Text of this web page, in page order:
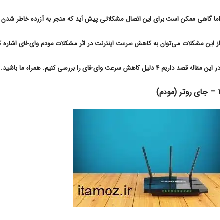
اما گاهی ممکن است برای این اتصال مشکلاتی پیش آید که منجر به آزرده خاطر
از این مشکلات می‌توان به کاهشسرعت اینترنتدر اثر مشکلات مودم وای-فای اشاره
در این مقاله قصد داریم ۴ دلیل کاهش سرعت وای-فای را بررسی کنیم. همراه ما باشید.
۱ – جای روتر (مودم)